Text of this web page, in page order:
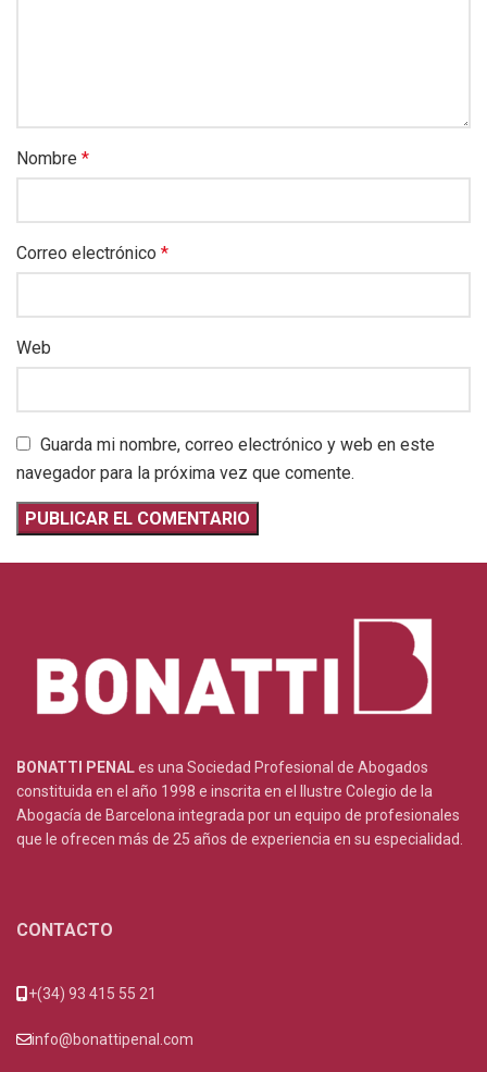
Nombre *
Correo electrónico *
Web
Guarda mi nombre, correo electrónico y web en este
navegador para la próxima vez que comente.
BONATTI PENALes una Sociedad Profesional de Abogados
constituida en el año 1998 e inscrita en el Ilustre Colegio de la
Abogacía de Barcelona integrada por un equipo de profesionales
que le ofrecen más de 25 años de experiencia en su especialidad.
CONTACTO
+(34) 93 415 55 21
info@bonattipenal.com